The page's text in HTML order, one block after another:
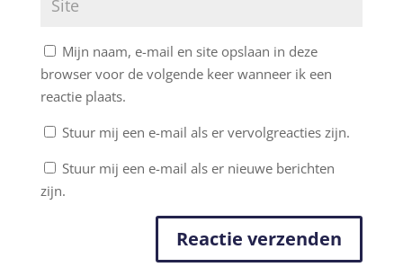
Mijn naam, e-mail en site opslaan in deze
browser voor de volgende keer wanneer ik een
reactie plaats.
Stuur mij een e-mail als er vervolgreacties zijn.
Stuur mij een e-mail als er nieuwe berichten
zijn.